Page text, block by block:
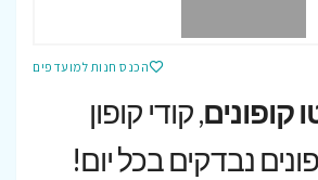
הכנס חנות למועדפים
, קודי קופון
נבדקים בכל יום!